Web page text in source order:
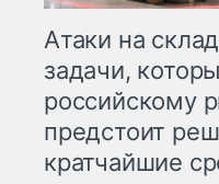
Атаки на
задачи,
российскому
предстоит
кратчайшие